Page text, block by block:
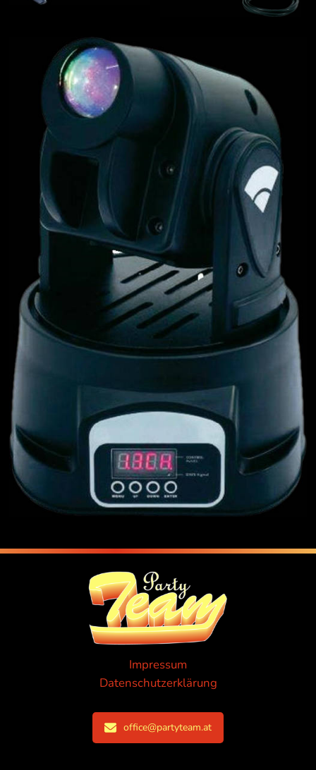
Impressum
Datenschutzerklärung
office@partyteam.at